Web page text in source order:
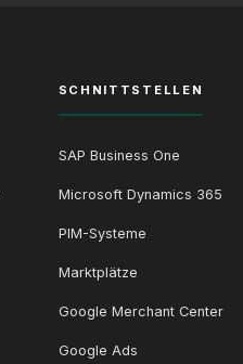
SCHNITTSTELLEN
SAP Business One
Microsoft Dynamics 365
PIM-Systeme
Marktplätze
Google Merchant Center
Google Ads